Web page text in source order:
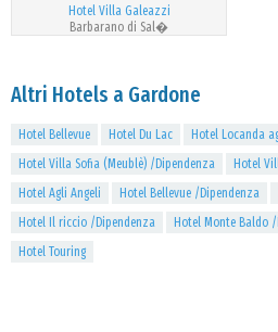
Hotel Villa Galeazzi
Barbarano di Sal�
Altri Hotels a Gardone
Hotel Bellevue Hotel Du Lac Hotel Locanda
Hotel Villa Sofia (Meublè) /Dipendenza
Hotel
Hotel Agli Angeli
Hotel Bellevue /Dipendenza
Hotel Il riccio /Dipendenza
Hotel Monte Baldo
Hotel Touring